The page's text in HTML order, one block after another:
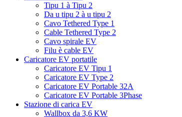
Tipu 1 à Tipu 2
Da u tipu 2 à u tipu 2
Cavo Tethered Type 1
Cable Tethered Type 2
Cavo spirale EV
Filu è cable EV
Caricatore EV portatile
Caricatore EV Tipu 1
Caricatore EV Type 2
Caricatore EV Portable 32A
Caricatore EV Portable 3Phase
Stazione di carica EV
Wallbox da 3,6 KW